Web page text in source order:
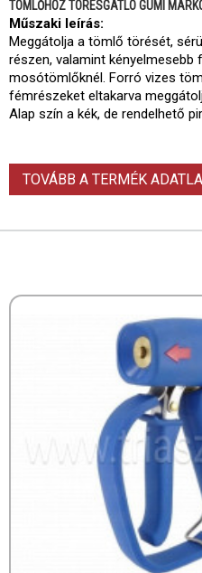
TÖMLŐHÖZ TÖRÉSGÁTLÓ GUMI
Műszaki leírás:
Meggátolja a tömlő törését,
részen, valamint
mosótömlőknél. Forró vizes
fémrészeket eltakarva
Alap szín a kék, de rendelhető
TOVÁBB A TERMÉK